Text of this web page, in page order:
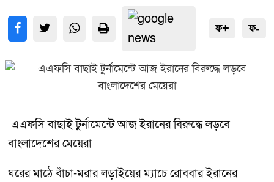
ফ+ ফ-
এএফসি বাছাই টুর্নামেন্টে আজ ইরানের বিরুদ্ধে লড়বে
বাংলাদেশের মেয়েরা
ঘরের মাঠে বাঁচা-মরার লড়াইয়ের ম্যাচে রোববার ইরানের